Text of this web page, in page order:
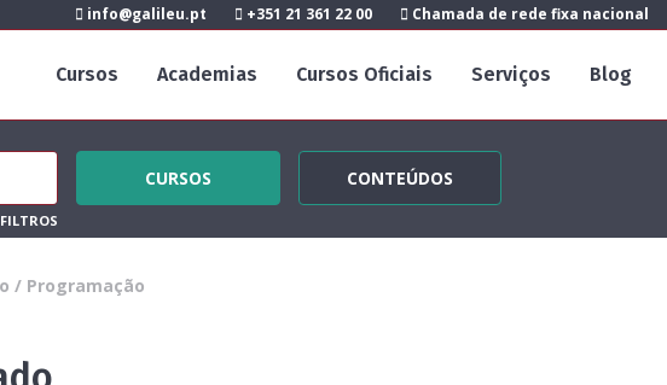
info@galileu.pt +351 21 361 22 00 Chamada de rede fixa nacional
Cursos Academias Cursos Oficiais Serviços Blog
CURSOS CONTEÚDOS
FILTROS
/ Programação